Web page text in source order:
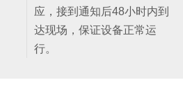
应，接到通知后48小时内到
达现场，保证设备正常运
行。